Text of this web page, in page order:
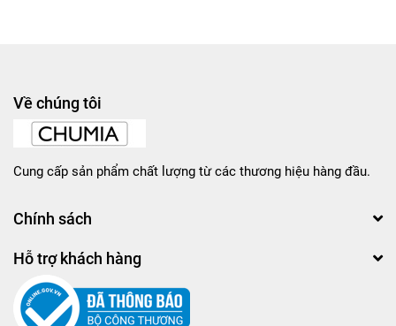
Về chúng tôi
Cung cấp sản phẩm chất lượng từ các thương hiệu hàng đầu.
Chính sách
Hỗ trợ khách hàng